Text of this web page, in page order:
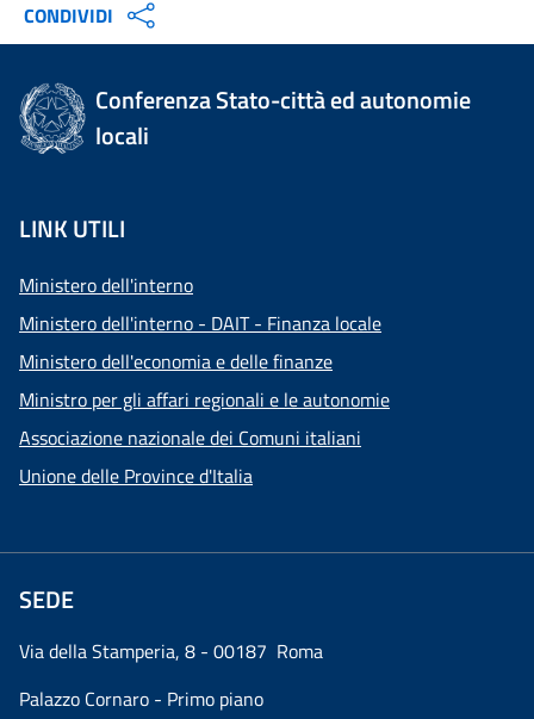
CONDIVIDI
Conferenza Stato-città ed autonomie
locali
LINK UTILI
Ministero dell'interno
Ministero dell'interno - DAIT - Finanza locale
Ministero dell'economia e delle finanze
Ministro per gli affari regionali e le autonomie
Associazione nazionale dei Comuni italiani
Unione delle Province d'Italia
SEDE
Via della Stamperia, 8 - 00187 Roma
Palazzo Cornaro - Primo piano